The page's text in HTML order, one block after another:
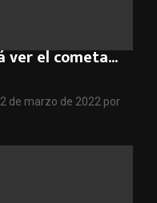
ver el cometa...
de marzo de 2022 por